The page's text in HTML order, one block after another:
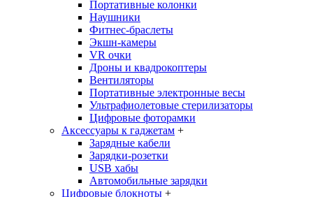
Портативные колонки
Наушники
Фитнес-браслеты
Экшн-камеры
VR очки
Дроны и квадрокоптеры
Вентиляторы
Портативные электронные весы
Ультрафиолетовые стерилизаторы
Цифровые фоторамки
Аксессуары к гаджетам +
Зарядные кабели
Зарядки-розетки
USB хабы
Автомобильные зарядки
Цифровые блокноты +